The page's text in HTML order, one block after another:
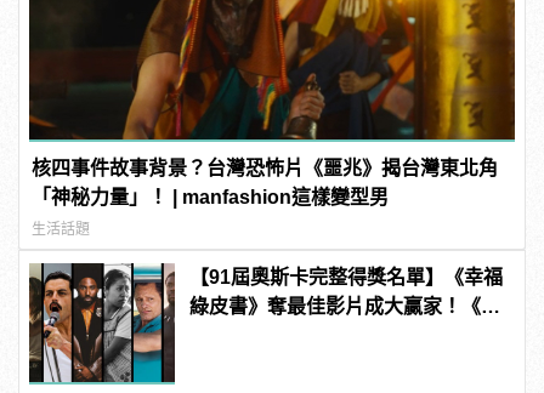
核四事件故事背景？台灣恐怖片《噩兆》揭台灣東北角
「神秘力量」！ | manfashion這樣變型男
生活話題
【91屆奧斯卡完整得獎名單】《幸福
綠皮書》奪最佳影片成大贏家！《波